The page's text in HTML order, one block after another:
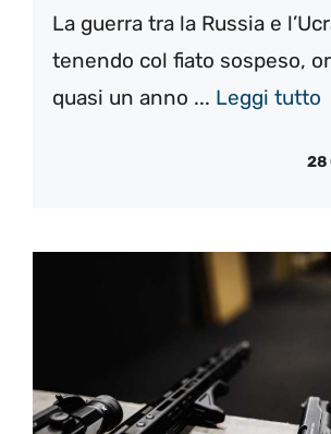
La guerra tra la Russia e
tenendo col fiato sospeso,
quasi un anno ... Leggi tutto
28